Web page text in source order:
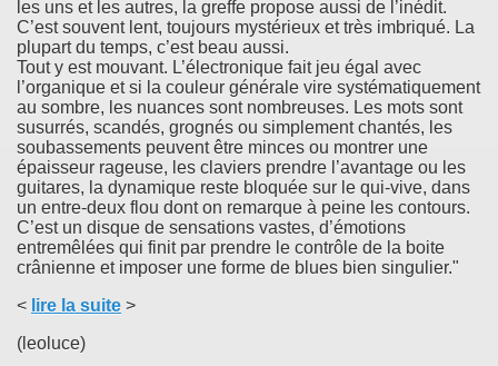
les uns et les autres, la greffe propose aussi de l’inédit.
C’est souvent lent, toujours mystérieux et très imbriqué. La
plupart du temps, c’est beau aussi.
Tout y est mouvant. L’électronique fait jeu égal avec
l’organique et si la couleur générale vire systématiquement
au sombre, les nuances sont nombreuses. Les mots sont
susurrés, scandés, grognés ou simplement chantés, les
soubassements peuvent être minces ou montrer une
épaisseur rageuse, les claviers prendre l’avantage ou les
guitares, la dynamique reste bloquée sur le qui-vive, dans
un entre-deux flou dont on remarque à peine les contours.
C’est un disque de sensations vastes, d’émotions
entremêlées qui finit par prendre le contrôle de la boite
crânienne et imposer une forme de blues bien singulier."
< lire la suite >
(leoluce)